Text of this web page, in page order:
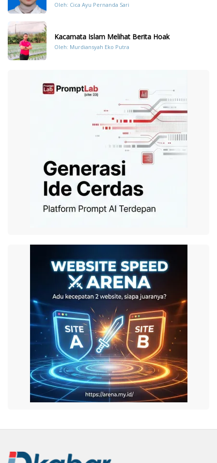
Oleh: Cica Ayu Pernanda Sari
Kacamata Islam Melihat Berita Hoak
Oleh: Murdiansyah Eko Putra